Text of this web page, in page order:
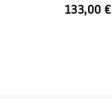
133,00 €